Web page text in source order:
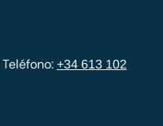
Teléfono: +34 613 102